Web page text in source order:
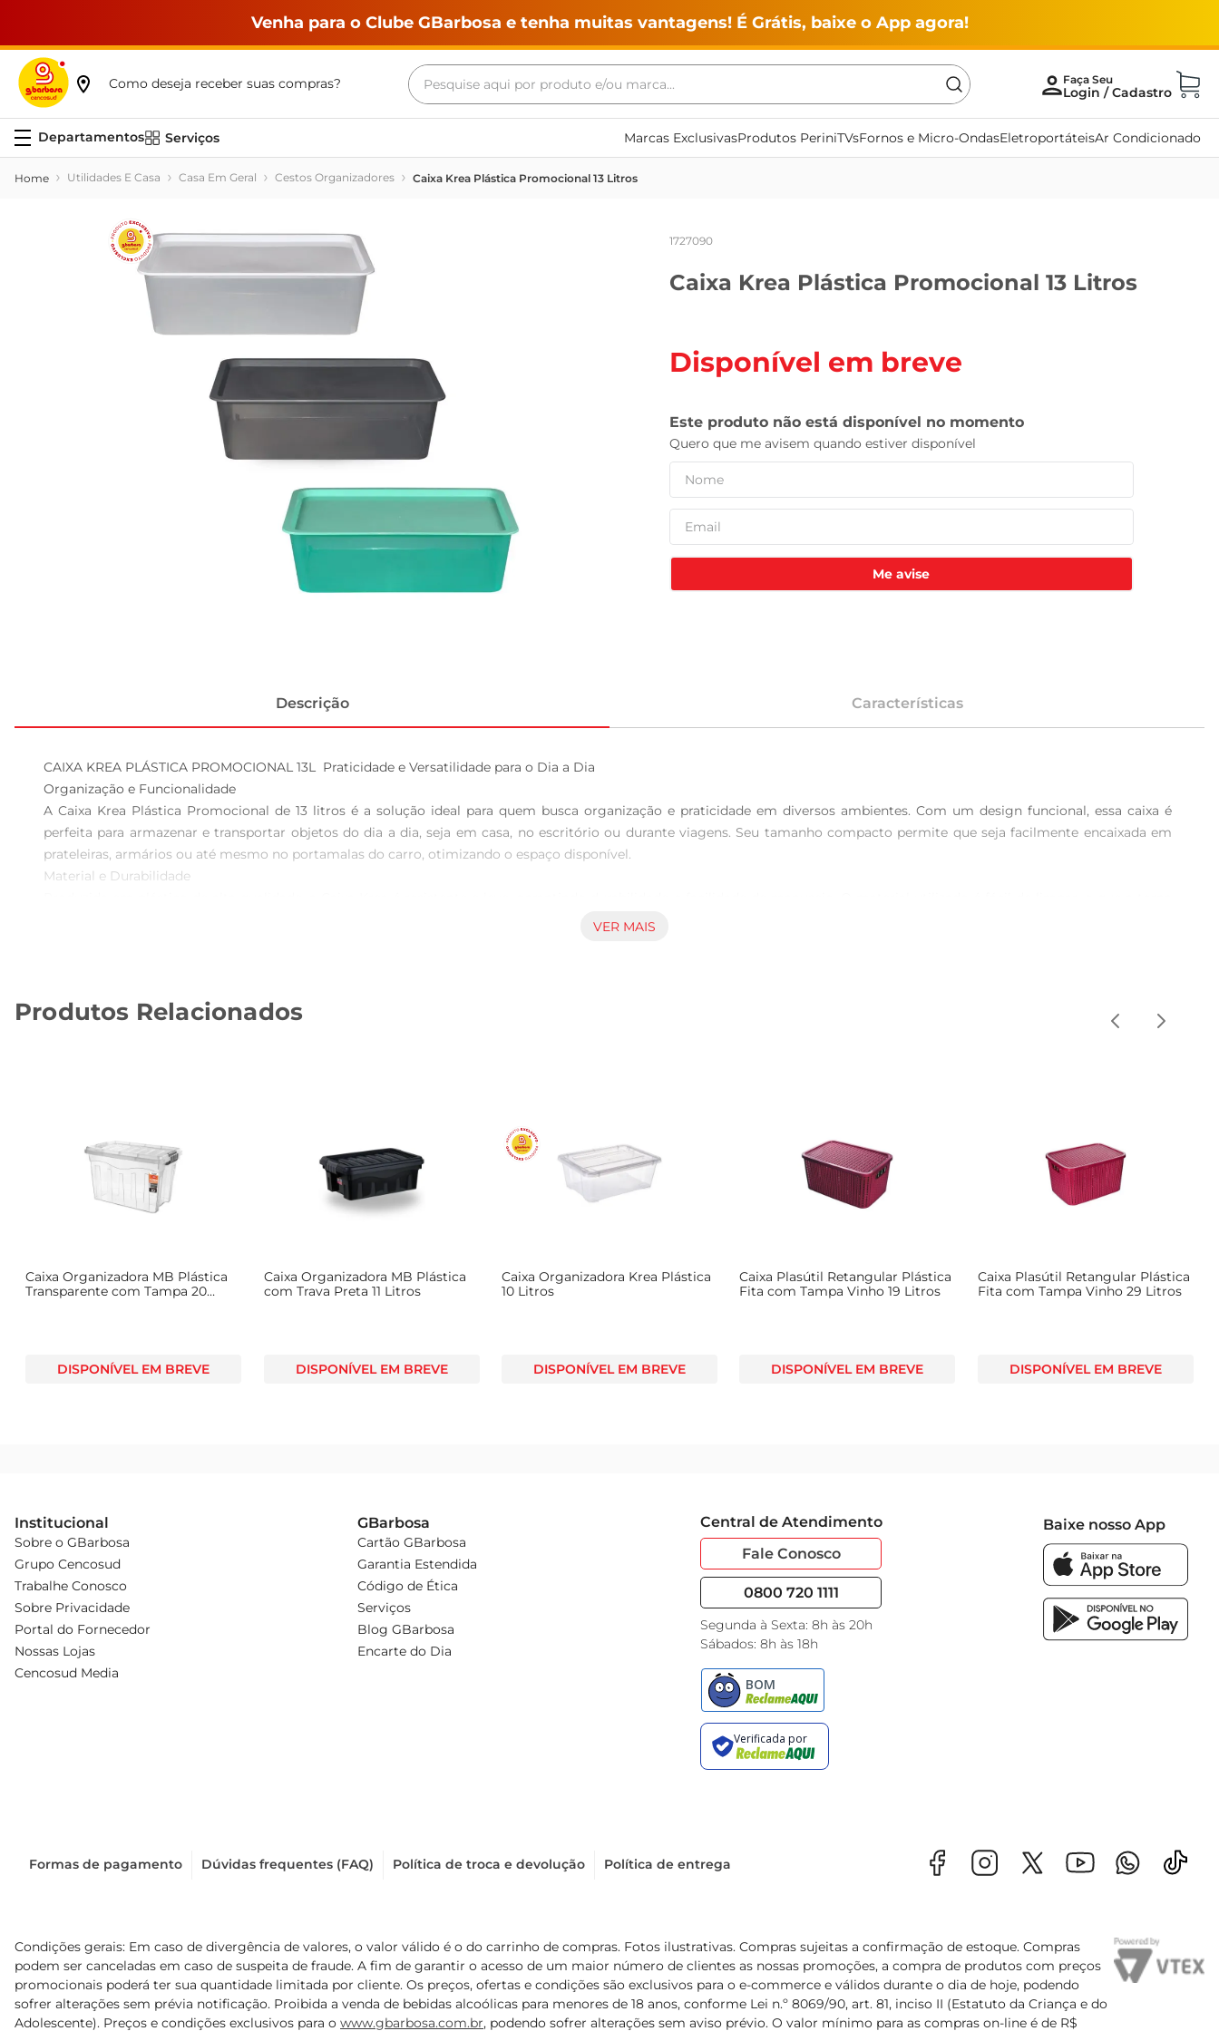
Venha para o Clube GBarbosa e tenha muitas vantagens! É Grátis, baixe o App agora!
Como deseja receber suas compras?
Pesquise aqui por produto e/ou marca...
Serviços Marcas ExclusivasProdutos PeriniTVsFornos e Micro-OndasEletroportáteisAr Condicionado
Utilidades E Casa Casa Em Geral Cestos Organizadores Caixa Krea Plástica Promocional 13 Litros
1727090
Caixa Krea Plástica Promocional 13 Litros
Disponível em breve
Me avise
Descrição Características
CAIXA KREA PLÁSTICA PROMOCIONAL 13L  Praticidade e Versatilidade para o Dia a Dia
Organização e Funcionalidade
A Caixa Krea Plástica Promocional de 13 litros é a solução ideal para quem busca organização e praticidade em diversos ambientes. Com um design funcional, essa caixa é
perfeita para armazenar e transportar objetos do dia a dia, seja em casa, no escritório ou durante viagens. Seu tamanho compacto permite que seja facilmente encaixada em
prateleiras, armários ou até mesmo no portamalas do carro, otimizando o espaço disponível.
Material e Durabilidade
uma opção higiênica para o armazenamentode itens diversos. Além disso, sua transparência permite visualizar rapidamente o conteúdo, facilitando a identificação do que
13 litros é ideal para manter a ordem em qualquer ambiente, ajudando a criar um espaço mais agradável e funcional. Seja para uso doméstico ou profissional, a Caixa Krea se
VER MAIS
Produtos Relacionados
Caixa Organizadora MB Plástica
Transparente com Tampa 20
DISPONÍVEL EM BREVE
Caixa Organizadora MB Plástica
com Trava Preta 11 Litros
DISPONÍVEL EM BREVE
Caixa Organizadora Krea Plástica
10 Litros
DISPONÍVEL EM BREVE
Caixa Plasútil Retangular Plástica
Fita com Tampa Vinho 19 Litros
DISPONÍVEL EM BREVE
Caixa Plasútil Retangular Plástica
Fita com Tampa Vinho 29 Litros
DISPONÍVEL EM BREVE
Institucional
Sobre o GBarbosa
Grupo Cencosud
Trabalhe Conosco
Sobre Privacidade
Portal do Fornecedor
Nossas Lojas
Cencosud Media
GBarbosa
Cartão GBarbosa
Garantia Estendida
Código de Ética
Serviços
Blog GBarbosa
Encarte do Dia
Central de Atendimento
Fale Conosco
0800 720 1111
Segunda à Sexta: 8h às 20h
Sábados: 8h às 18h
Baixe nosso App
Formas de pagamento Dúvidas frequentes (FAQ) Política de troca e devolução Política de entrega
Condições gerais: Em caso de divergência de valores, o valor válido é o do carrinho de compras. Fotos ilustrativas. Compras sujeitas a confirmação de estoque. Compras
podem ser canceladas em caso de suspeita de fraude. A fim de garantir o acesso de um maior número de clientes as nossas promoções, a compra de produtos com preços
promocionais poderá ter sua quantidade limitada por cliente. Os preços, ofertas e condições são exclusivos para o e-commerce e válidos durante o dia de hoje, podendo
sofrer alterações sem prévia notificação. Proibida a venda de bebidas alcoólicas para menores de 18 anos, conforme Lei n.º 8069/90, art. 81, inciso II (Estatuto da Criança e do
Adolescente). Preços e condições exclusivos para o www.gbarbosa.com.br, podendo sofrer alterações sem aviso prévio. O valor mínimo para as compras on-line é de R$
Termos mais buscados
maquina lavar